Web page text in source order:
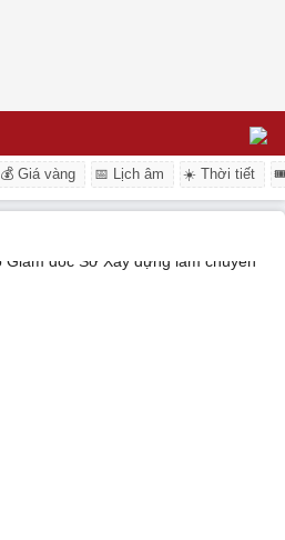
💰 Giá vàng 📅 Lịch âm ☀️ Thời tiết